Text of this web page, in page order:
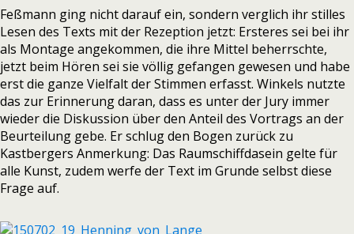
Feßmann ging nicht darauf ein, sondern verglich ihr stilles
Lesen des Texts mit der Rezeption jetzt: Ersteres sei bei ihr
als Montage angekommen, die ihre Mittel beherrschte,
jetzt beim Hören sei sie völlig gefangen gewesen und habe
erst die ganze Vielfalt der Stimmen erfasst. Winkels nutzte
das zur Erinnerung daran, dass es unter der Jury immer
wieder die Diskussion über den Anteil des Vortrags an der
Beurteilung gebe. Er schlug den Bogen zurück zu
Kastbergers Anmerkung: Das Raumschiffdasein gelte für
alle Kunst, zudem werfe der Text im Grunde selbst diese
Frage auf.